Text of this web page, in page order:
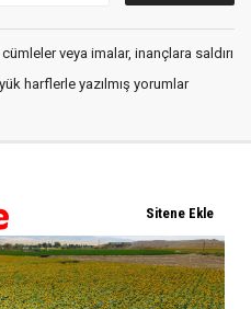
veya imalar, inançlara saldırı
harflerle yazılmış yorumlar